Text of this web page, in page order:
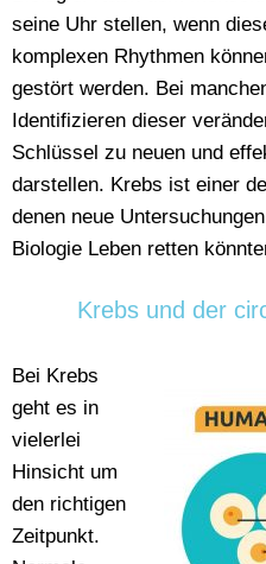
seine Uhr stellen, wenn
komplexen Rhythmen
gestört werden. Bei
Identifizieren dieser
Schlüssel zu neuen und
darstellen. Krebs ist einer
denen neue
Biologie Leben retten
Krebs und der
Bei Krebs
geht es in
vielerlei
Hinsicht um
den richtigen
Zeitpunkt.